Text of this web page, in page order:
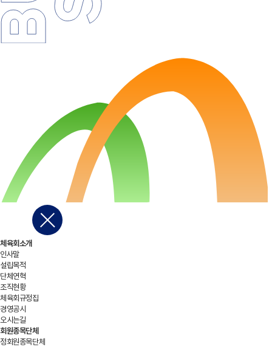
체육회소개
인사말
설립목적
단체연혁
조직현황
체육회규정집
경영공시
오시는길
회원종목단체
정회원종목단체